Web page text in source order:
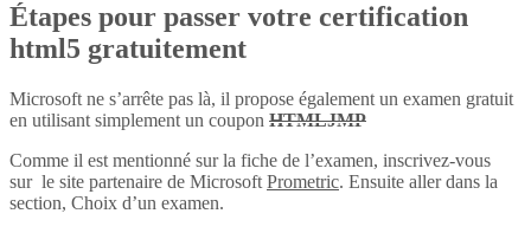
Étapes pour passer votre certification
html5 gratuitement
Microsoft ne s’arrête pas là, il propose également un examen gratuit
en utilisant simplement un coupon HTMLJMP
Comme il est mentionné sur la fiche de l’examen, inscrivez-vous
sur le site partenaire de Microsoft Prometric. Ensuite aller dans la
section, Choix d’un examen.